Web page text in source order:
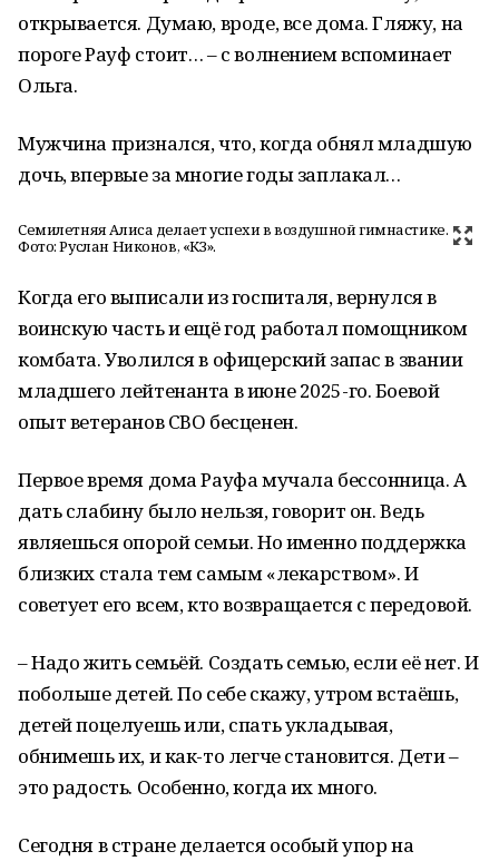
открывается. Думаю, вроде, все дома. Гляжу, на
пороге Рауф стоит… – с волнением вспоминает
Ольга.
Мужчина признался, что, когда обнял младшую
дочь, впервые за многие годы заплакал…
Семилетняя Алиса делает успехи в воздушной гимнастике.
Фото: Руслан Никонов, «КЗ».
Когда его выписали из госпиталя, вернулся в
воинскую часть и ещё год работал помощником
комбата. Уволился в офицерский запас в звании
младшего лейтенанта в июне 2025-го. Боевой
опыт ветеранов СВО бесценен.
Первое время дома Рауфа мучала бессонница. А
дать слабину было нельзя, говорит он. Ведь
являешься опорой семьи. Но именно поддержка
близких стала тем самым «лекарством». И
советует его всем, кто возвращается с передовой.
– Надо жить семьёй. Создать семью, если её нет. И
побольше детей. По себе скажу, утром встаёшь,
детей поцелуешь или, спать укладывая,
обнимешь их, и как-то легче становится. Дети –
это радость. Особенно, когда их много.
Сегодня в стране делается особый упор на